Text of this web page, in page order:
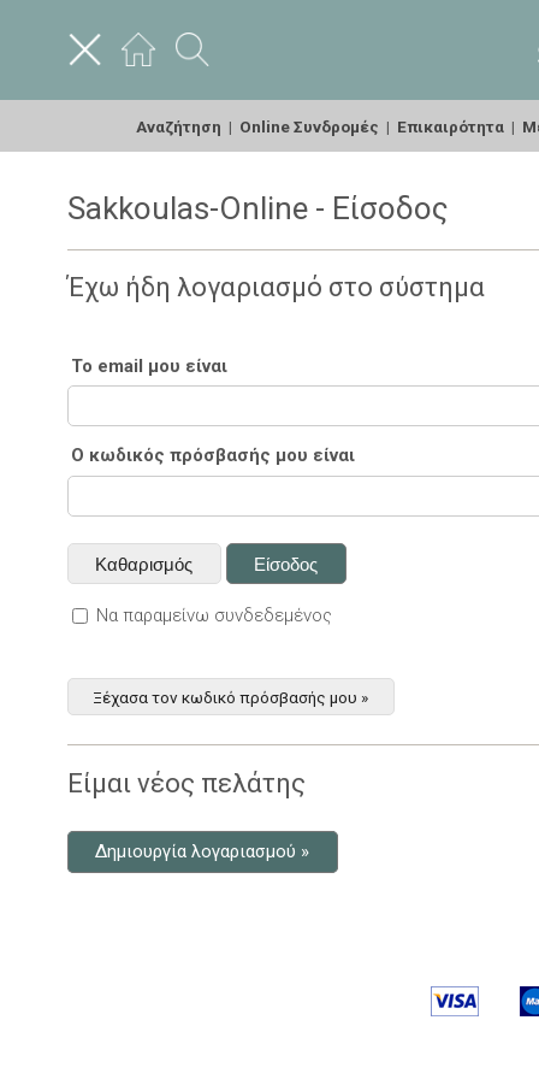
Αναζήτηση | Online Συνδρομές | Επικαιρότητα |
Sakkoulas-Online - Είσοδος
Έχω ήδη λογαριασμό στο σύστημα
Το email μου είναι
Ο κωδικός πρόσβασής μου είναι
Να παραμείνω συνδεδεμένος
Ξέχασα τον κωδικό πρόσβασής μου »
Είμαι νέος πελάτης
Δημιουργία λογαριασμού »